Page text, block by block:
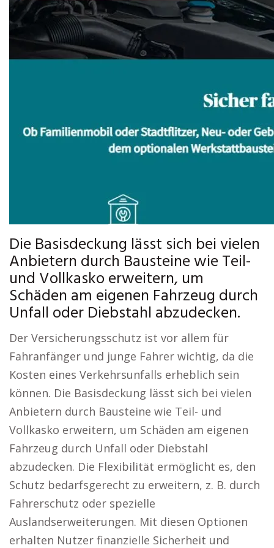
Die Basisdeckung lässt sich bei vielen
Anbietern durch Bausteine wie Teil-
und Vollkasko erweitern, um
Schäden am eigenen Fahrzeug durch
Unfall oder Diebstahl abzudecken.
Der Versicherungsschutz ist vor allem für
Fahranfänger und junge Fahrer wichtig, da die
Kosten eines Verkehrsunfalls erheblich sein
können. Die Basisdeckung lässt sich bei vielen
Anbietern durch Bausteine wie Teil- und
Vollkasko erweitern, um Schäden am eigenen
Fahrzeug durch Unfall oder Diebstahl
abzudecken. Die Flexibilität ermöglicht es, den
Schutz bedarfsgerecht zu erweitern, z. B. durch
Fahrerschutz oder spezielle
Auslandserweiterungen. Mit diesen Optionen
erhalten Nutzer finanzielle Sicherheit und